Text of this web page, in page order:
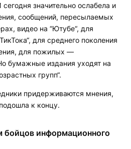
значительно ослабела и
сообщений, пересылаемых
видео на “Ютубе“, для
для среднего поколения
для пожилых —
бумажные издания уходят на
групп“.
придерживаются мнения,
к концу.
информационного